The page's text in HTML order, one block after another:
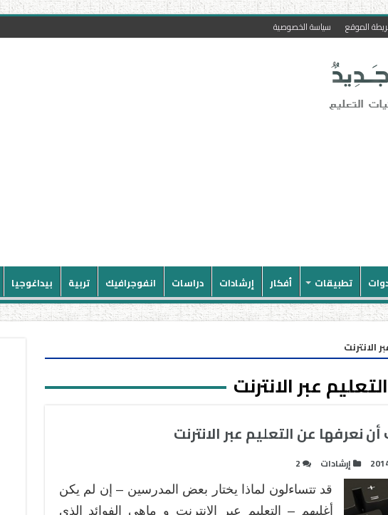
الموقع سياسة الخصوصية
تطبيقات أفكار إرشادات دراسات انفوجرافيك تربية بيداغوجيا
الانترنت
التعليم عبر الانترنت
إرشادات 2
قد تتساءلون لماذا يختار بعض المدرسين – إن لم يكن
أغلبهم – التعليم عبر الانترنت و ماهي الفوائد الذي